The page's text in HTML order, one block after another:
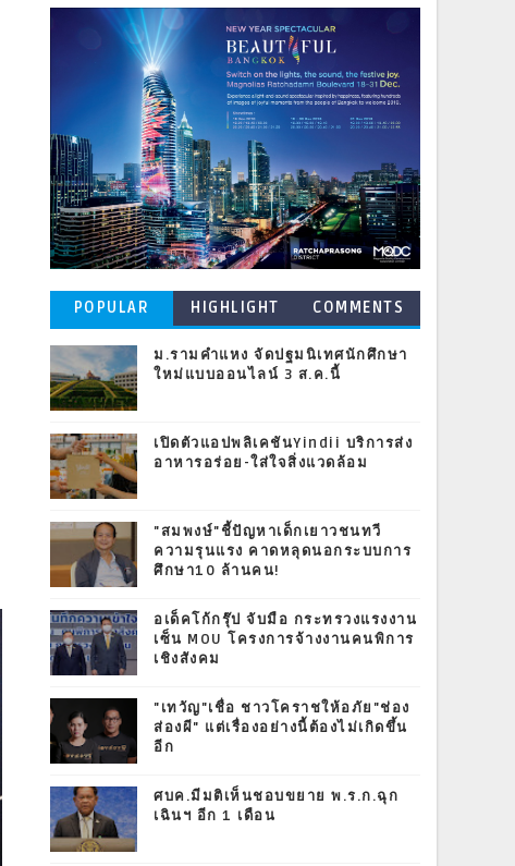
POPULAR
POSTS
HIGHLIGHT COMMENTS
ม.รามคำแหง จัดปฐมนิเทศนักศึกษา
ใหม่แบบออนไลน์ 3 ส.ค.นี้
เปิดตัวแอปพลิเคชันYindii บริการส่ง
อาหารอร่อย-ใส่ใจสิ่งแวดล้อม
"สมพงษ์"ชี้ปัญหาเด็กเยาวชนทวี
ความรุนแรง คาดหลุดนอกระบบการ
ศึกษา10 ล้านคน!
อเด็คโก้กรุ๊ป จับมือ กระทรวงแรงงาน
เซ็น MOU โครงการจ้างงานคนพิการ
เชิงสังคม
"เทวัญ"เชื่อ ชาวโคราชให้อภัย"ช่อง
ส่องผี" แต่เรื่องอย่างนี้ต้องไม่เกิดขึ้น
อีก
ศบค.มีมติเห็นชอบขยาย พ.ร.ก.ฉุก
เฉินฯ อีก 1 เดือน